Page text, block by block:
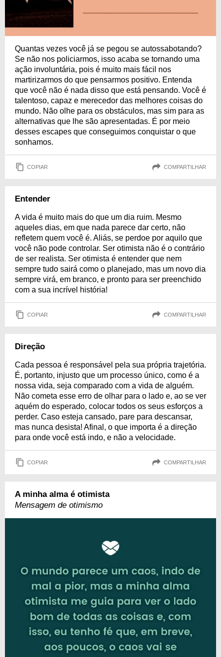
Quantas vezes você já se pegou se autossabotando?
Se não nos policiarmos, isso acaba se tornando uma
ação involuntária, pois é muito mais fácil nos
martirizarmos do que pensarmos positivo. Entenda
que você não é nada disso que está pensando. Você é
talentoso, capaz e merecedor das melhores coisas do
mundo. Não olhe para os obstáculos, mas sim para as
alternativas que lhe são apresentadas. É por meio
desses escapes que conseguimos conquistar o que
sonhamos.
COPIAR COMPARTILHAR
Entender
A vida é muito mais do que um dia ruim. Mesmo
aqueles dias, em que nada parece dar certo, não
refletem quem você é. Aliás, se perdoe por aquilo que
você não pode controlar. Ser otimista não é o contrário
de ser realista. Ser otimista é entender que nem
sempre tudo sairá como o planejado, mas um novo dia
sempre virá, em branco, e pronto para ser preenchido
com a sua incrível história!
COPIAR COMPARTILHAR
Direção
Cada pessoa é responsável pela sua própria trajetória.
É, portanto, injusto que um processo único, como é a
nossa vida, seja comparado com a vida de alguém.
Não cometa esse erro de olhar para o lado e, ao se ver
aquém do esperado, colocar todos os seus esforços a
perder. Caso esteja cansado, pare para descansar,
mas nunca desista! Afinal, o que importa é a direção
para onde você está indo, e não a velocidade.
COPIAR COMPARTILHAR
A minha alma é otimista
Mensagem de otimismo